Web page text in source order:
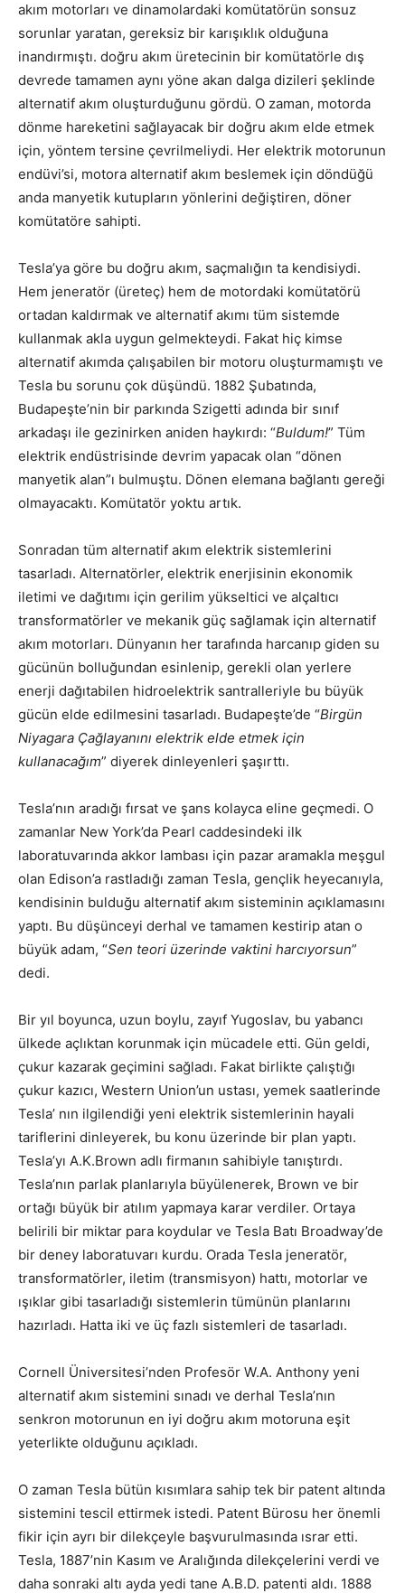
akım motorları ve dinamolardaki komütatörün sonsuz
sorunlar yaratan, gereksiz bir karışıklık olduğuna
inandırmıştı. doğru akım üretecinin bir komütatörle dış
devrede tamamen aynı yöne akan dalga dizileri şeklinde
alternatif akım oluşturduğunu gördü. O zaman, motorda
dönme hareketini sağlayacak bir doğru akım elde etmek
için, yöntem tersine çevrilmeliydi. Her elektrik motorunun
endüvi’si, motora alternatif akım beslemek için döndüğü
anda manyetik kutupların yönlerini değiştiren, döner
komütatöre sahipti.
Tesla’ya göre bu doğru akım, saçmalığın ta kendisiydi.
Hem jeneratör (üreteç) hem de motordaki komütatörü
ortadan kaldırmak ve alternatif akımı tüm sistemde
kullanmak akla uygun gelmekteydi. Fakat hiç kimse
alternatif akımda çalışabilen bir motoru oluşturmamıştı ve
Tesla bu sorunu çok düşündü. 1882 Şubatında,
Budapeşte’nin bir parkında Szigetti adında bir sınıf
arkadaşı ile gezinirken aniden haykırdı: “Buldum!” Tüm
elektrik endüstrisinde devrim yapacak olan “dönen
manyetik alan”ı bulmuştu. Dönen elemana bağlantı gereği
olmayacaktı. Komütatör yoktu artık.
Sonradan tüm alternatif akım elektrik sistemlerini
tasarladı. Alternatörler, elektrik enerjisinin ekonomik
iletimi ve dağıtımı için gerilim yükseltici ve alçaltıcı
transformatörler ve mekanik güç sağlamak için alternatif
akım motorları. Dünyanın her tarafında harcanıp giden su
gücünün bolluğundan esinlenip, gerekli olan yerlere
enerji dağıtabilen hidroelektrik santralleriyle bu büyük
gücün elde edilmesini tasarladı. Budapeşte’de “Birgün
Niyagara Çağlayanını elektrik elde etmek için
kullanacağım” diyerek dinleyenleri şaşırttı.
Tesla’nın aradığı fırsat ve şans kolayca eline geçmedi. O
zamanlar New York’da Pearl caddesindeki ilk
laboratuvarında akkor lambası için pazar aramakla meşgul
olan Edison’a rastladığı zaman Tesla, gençlik heyecanıyla,
kendisinin bulduğu alternatif akım sisteminin açıklamasını
yaptı. Bu düşünceyi derhal ve tamamen kestirip atan o
büyük adam, “Sen teori üzerinde vaktini harcıyorsun”
dedi.
Bir yıl boyunca, uzun boylu, zayıf Yugoslav, bu yabancı
ülkede açlıktan korunmak için mücadele etti. Gün geldi,
çukur kazarak geçimini sağladı. Fakat birlikte çalıştığı
çukur kazıcı, Western Union’un ustası, yemek saatlerinde
Tesla’ nın ilgilendiği yeni elektrik sistemlerinin hayali
tariflerini dinleyerek, bu konu üzerinde bir plan yaptı.
Tesla’yı A.K.Brown adlı firmanın sahibiyle tanıştırdı.
Tesla’nın parlak planlarıyla büyülenerek, Brown ve bir
ortağı büyük bir atılım yapmaya karar verdiler. Ortaya
belirili bir miktar para koydular ve Tesla Batı Broadway’de
bir deney laboratuvarı kurdu. Orada Tesla jeneratör,
transformatörler, iletim (transmisyon) hattı, motorlar ve
ışıklar gibi tasarladığı sistemlerin tümünün planlarını
hazırladı. Hatta iki ve üç fazlı sistemleri de tasarladı.
Cornell Üniversitesi’nden Profesör W.A. Anthony yeni
alternatif akım sistemini sınadı ve derhal Tesla’nın
senkron motorunun en iyi doğru akım motoruna eşit
yeterlikte olduğunu açıkladı.
O zaman Tesla bütün kısımlara sahip tek bir patent altında
sistemini tescil ettirmek istedi. Patent Bürosu her önemli
fikir için ayrı bir dilekçeyle başvurulmasında ısrar etti.
Tesla, 1887’nin Kasım ve Aralığında dilekçelerini verdi ve
daha sonraki altı ayda yedi tane A.B.D. patenti aldı. 1888